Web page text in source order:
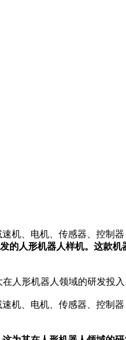
机、电机、传感器、控制
的人形机器人样机。这款
人形机器人领域的研发投入
、电机、传感器、控制